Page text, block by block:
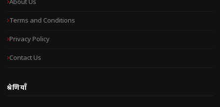
About Us
Terms and Conditions
Privacy Policy
Contact Us
श्रेणियाँ